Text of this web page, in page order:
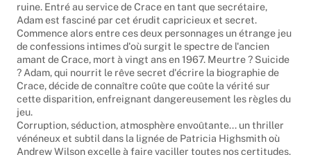
reclus depuis vingt ans dans un somptueux palais vénitien en
ruine. Entré au service de Crace en tant que secrétaire,
Adam est fasciné par cet érudit capricieux et secret.
Commence alors entre ces deux personnages un étrange jeu
de confessions intimes d'où surgit le spectre de l'ancien
amant de Crace, mort à vingt ans en 1967. Meurtre ? Suicide
? Adam, qui nourrit le rêve secret d'écrire la biographie de
Crace, décide de connaître coûte que coûte la vérité sur
cette disparition, enfreignant dangereusement les règles du
jeu.
Corruption, séduction, atmosphère envoûtante... un thriller
vénéneux et subtil dans la lignée de Patricia Highsmith où